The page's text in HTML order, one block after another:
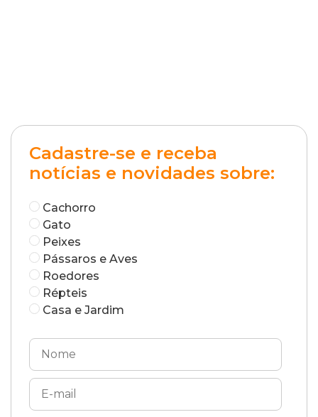
Cadastre-se e receba
notícias e novidades sobre:
Cachorro
Gato
Peixes
Pássaros e Aves
Roedores
Répteis
Casa e Jardim